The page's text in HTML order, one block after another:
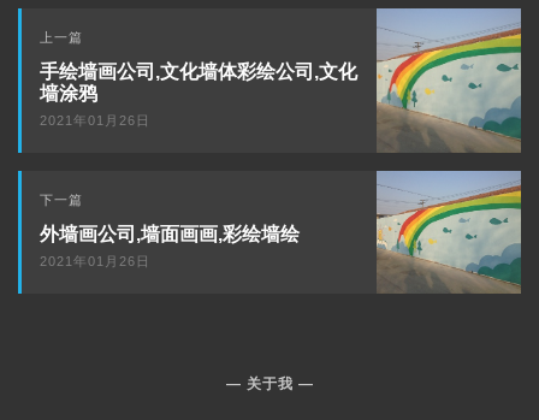
下
一
篇
上一篇
手绘墙画公司,文化墙体彩绘公司,文化
墙涂鸦
2021年01月26日
上
一
篇
下一篇
外墙画公司,墙面画画,彩绘墙绘
2021年01月26日
关于我